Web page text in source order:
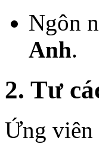
Ngôn
Anh.
2. Tư
Ứng viên